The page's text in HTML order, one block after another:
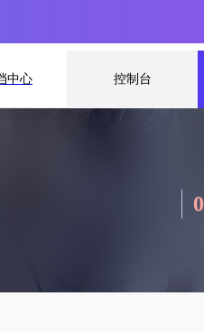
中心 控制台
0